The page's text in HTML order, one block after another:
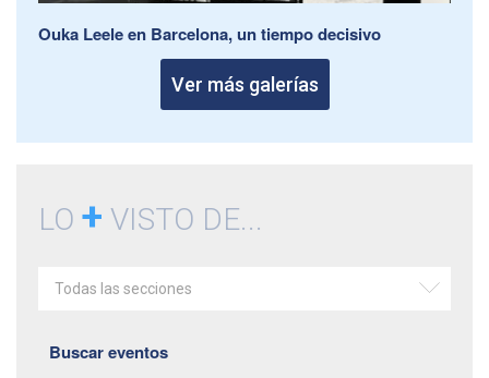
Ouka Leele en Barcelona, un tiempo decisivo
Ver más galerías
LO + VISTO DE...
Todas las secciones
Buscar eventos